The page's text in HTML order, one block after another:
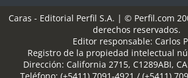
Caras - Editorial Perfil S.A. | © Perfil.com
derechos reservados.
Editor responsable: Carlos
Registro de la propiedad intelectual
Dirección: California 2715, C1289ABI,